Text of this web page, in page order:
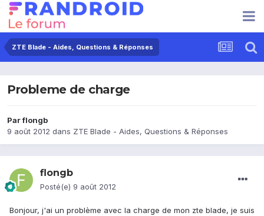
ZTE Blade - Aides, Questions & Réponses
Probleme de charge
Parflongb
9 août 2012 dans ZTE Blade - Aides, Questions & Réponses
flongb
Posté(e) 9 août 2012
Bonjour, j'ai un problème avec la charge de mon zte blade, je suis